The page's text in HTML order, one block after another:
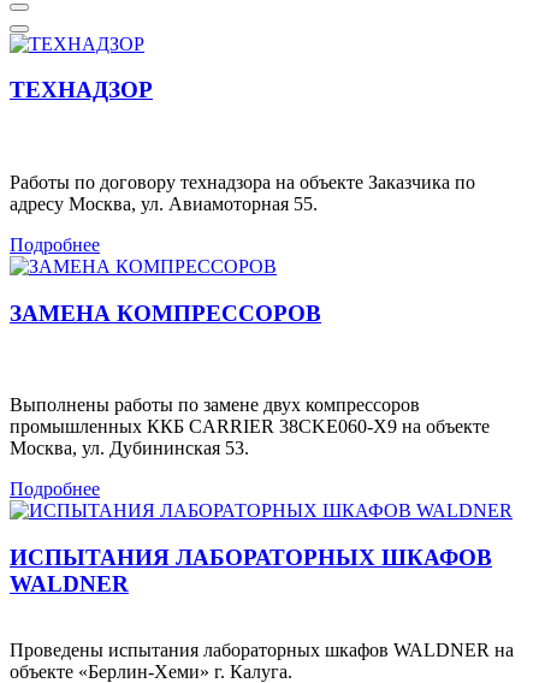
ТЕХНАДЗОР
Работы по договору технадзора на объекте Заказчика по
адресу Москва, ул. Авиамоторная 55.
Подробнее
ЗАМЕНА КОМПРЕССОРОВ
Выполнены работы по замене двух компрессоров
промышленных ККБ CARRIER 38CKE060-X9 на объекте
Москва, ул. Дубининская 53.
Подробнее
ИСПЫТАНИЯ ЛАБОРАТОРНЫХ ШКАФОВ
WALDNER
Проведены испытания лабораторных шкафов WALDNER на
объекте «Берлин-Хеми» г. Калуга.